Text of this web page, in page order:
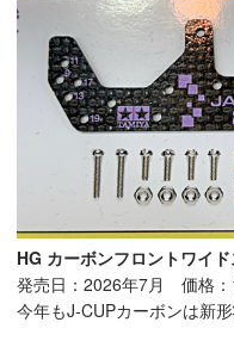
HG カーボンフロントワイ
発売日：2026年7月 価格：
今年もJ-CUPカーボンは新